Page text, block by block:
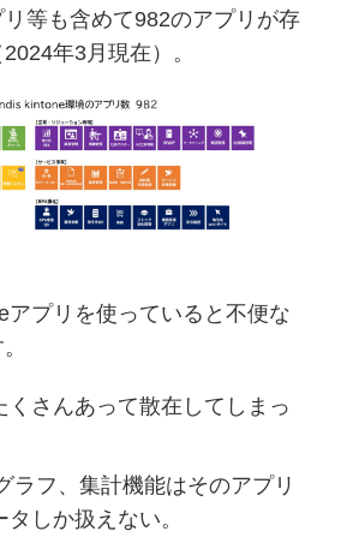
等も含めて982のアプリが存
年3月現在）。
アプリを使っていると不便な
くさんあって散在してしまっ
ラフ、集計機能はそのアプリ
しか扱えない。